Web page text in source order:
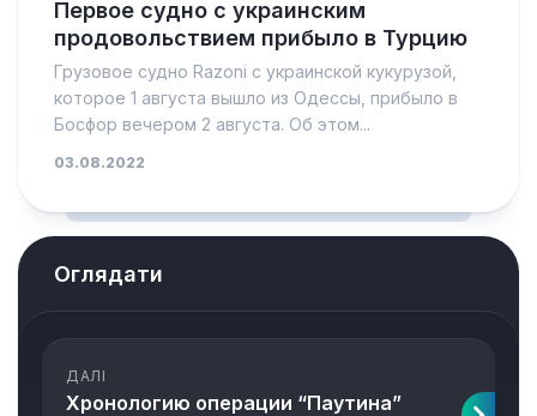
Первое судно с украинским
продовольствием прибыло в Турцию
Грузовое судно Razoni с украинской кукурузой,
которое 1 августа вышло из Одессы, прибыло в
Босфор вечером 2 августа. Об этом...
03.08.2022
Оглядати
ДАЛІ
Хронологию операции “Паутина”